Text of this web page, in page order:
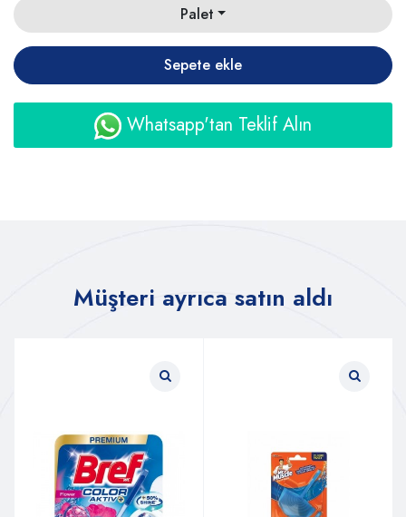
Palet
Sepete ekle
Whatsapp'tan Teklif Alın
Müşteri ayrıca satın aldı